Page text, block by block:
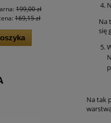
199,00 zł
169,15 zł
Na
się
Na tak